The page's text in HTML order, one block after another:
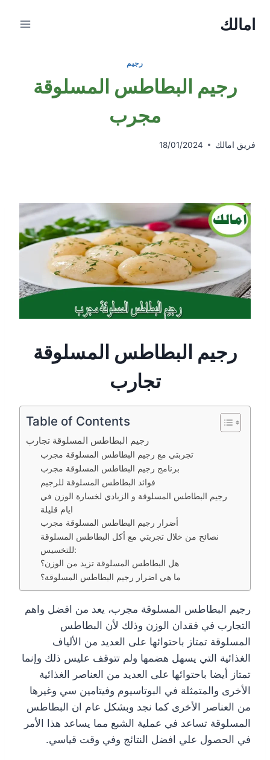
امالك
رجيم
رجيم البطاطس المسلوقة
مجرب
فريق امالك 18/01/2024
رجيم البطاطس المسلوقة
تجارب
Table of Contents
رجيم البطاطس المسلوقة تجارب
تجربتي مع رجيم البطاطس المسلوقة مجرب
برنامج رجيم البطاطس المسلوقة مجرب
فوائد البطاطس المسلوقة للرجيم
رجيم البطاطس المسلوقة و الزبادي لخسارة الوزن في
ايام قليلة
أضرار رجيم البطاطس المسلوقة مجرب
نصائح من خلال تجربتي مع أكل البطاطس المسلوقة
للتخسيس:
هل البطاطس المسلوقة تزيد من الوزن؟
ما هي اضرار رجيم البطاطس المسلوقة؟
رجيم البطاطس المسلوقة مجرب، يعد من افضل واهم
التجارب في فقدان الوزن وذلك لأن البطاطس
المسلوقة تمتاز باحتوائها على العديد من الألياف
الغذائية التي يسهل هضمها ولم تتوقف عليس ذلك وإنما
تمتاز أيضا باحتوائها على العديد من العناصر الغذائية
الأخرى والمتمثلة في البوتاسيوم وفيتامين سي وغيرها
من العناصر الأخرى كما نجد وبشكل عام ان البطاطس
المسلوقة تساعد في عملية الشبع مما يساعد هذا الأمر
في الحصول علي افضل النتائج وفي وقت قياسي.